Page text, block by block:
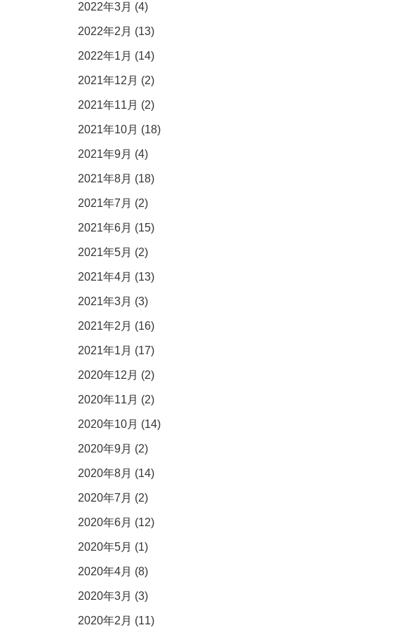
2022年3月 (4)
2022年2月 (13)
2022年1月 (14)
2021年12月 (2)
2021年11月 (2)
2021年10月 (18)
2021年9月 (4)
2021年8月 (18)
2021年7月 (2)
2021年6月 (15)
2021年5月 (2)
2021年4月 (13)
2021年3月 (3)
2021年2月 (16)
2021年1月 (17)
2020年12月 (2)
2020年11月 (2)
2020年10月 (14)
2020年9月 (2)
2020年8月 (14)
2020年7月 (2)
2020年6月 (12)
2020年5月 (1)
2020年4月 (8)
2020年3月 (3)
2020年2月 (11)